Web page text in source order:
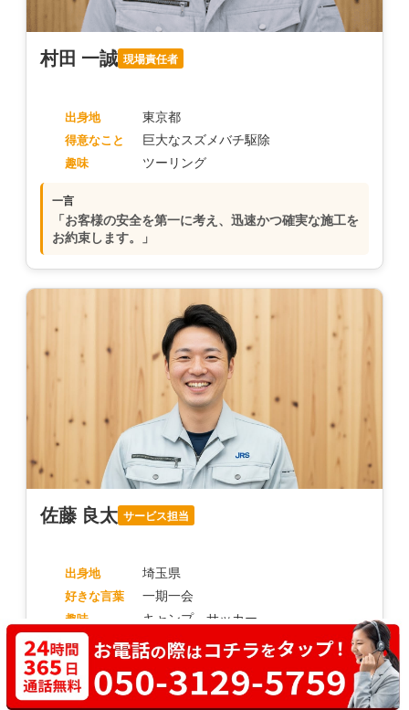
村田 一誠 現場責任者
出身地 東京都
得意なこと 巨大なスズメバチ駆除
趣味 ツーリング
一言
「お客様の安全を第一に考え、迅速かつ確実な施工を
お約束します。」
佐藤 良太 サービス担当
出身地 埼玉県
好きな言葉 一期一会
趣味 キャンプ、サッカー
一言
「笑顔と丁寧な説明を心がけています。初めての方も
お気軽にご相談ください！」